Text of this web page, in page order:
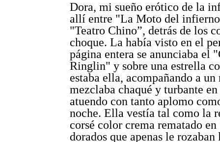
Dora, mi sueño erótico de la
allí entre "La Moto del
"Teatro Chino”, detrás de los
choque. La había visto en el
página entera se anunciaba el
Ringlin" y sobre una estrella
estaba ella, acompañando a un
mezclaba chaqué y turbante
atuendo con tanto aplomo
noche. Ella vestía tal como la
corsé color crema rematado
dorados que apenas le